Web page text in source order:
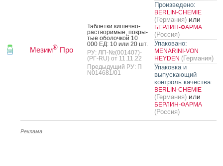
Мезим®Про
Таб­летки ки­шеч­но­
рас­тво­римые, пок­ры­
тые обо­лоч­кой 10
000 ЕД: 10 или 20 шт.
РУ: ЛП-№(001407)-
(РГ-RU) от 11.11.22
Предыдущий РУ: П
N014681/01
Произведено:
BERLIN-CHEMIE
(Германия) или
БЕРЛИН-ФАРМА
(Россия)
Упаковано:
MENARINI-VON
HEYDEN (Германия)
Упаковка и
выпускающий
контроль качества:
BERLIN-CHEMIE
(Германия) или
БЕРЛИН-ФАРМА
(Россия)
Реклама